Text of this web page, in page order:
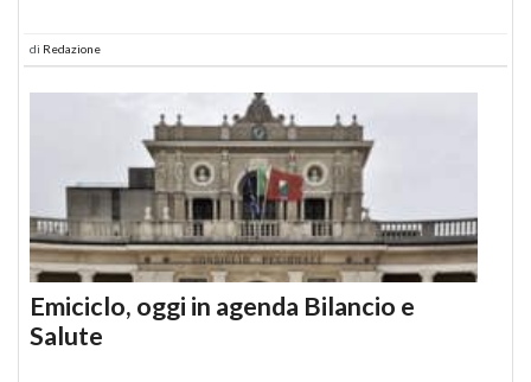
di Redazione
Emiciclo, oggi in agenda Bilancio e
Salute